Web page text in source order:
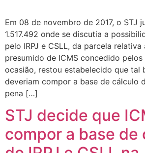
Em 08 de novembro de 2017, o STJ
1.517.492 onde se discutia a
pelo IRPJ e CSLL, da parcela
presumido de ICMS concedido pelos
ocasião, restou estabelecido que tal
deveriam compor a base de cálculo
pena […]
STJ decide que
compor a base de